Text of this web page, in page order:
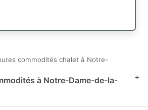
commodités chalet à Notre-
à Notre-Dame-de-la-
+